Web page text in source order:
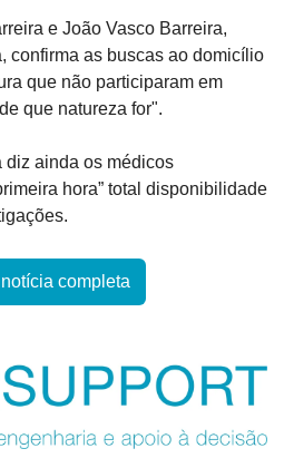
e João Vasco Barreira,
confirma as buscas ao domicílio
que não participaram em
que natureza for".
diz ainda os médicos
hora” total disponibilidade
completa